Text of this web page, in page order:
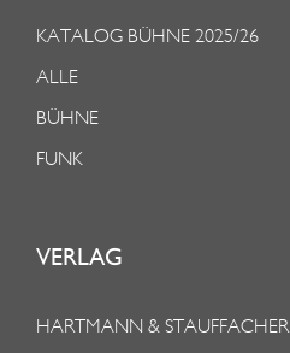
KATALOG BÜHNE 2025/26
ALLE
BÜHNE
FUNK
VERLAG
HARTMANN & STAUFFACHER